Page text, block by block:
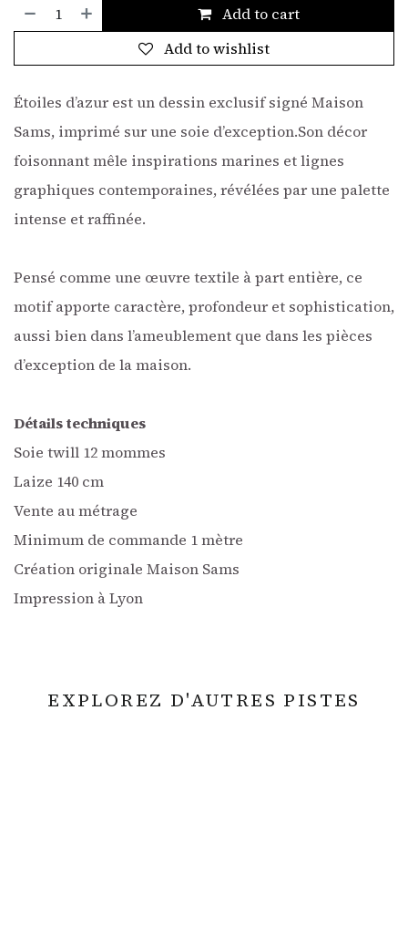
Add to cart
Add to wishlist
Étoiles d’azur est un dessin exclusif signé Maison
Sams, imprimé sur une soie d’exception.Son décor
foisonnant mêle inspirations marines et lignes
graphiques contemporaines, révélées par une palette
intense et raffinée.
Pensé comme une œuvre textile à part entière, ce
motif apporte caractère, profondeur et sophistication,
aussi bien dans l’ameublement que dans les pièces
d’exception de la maison.
Détails techniques
Soie twill 12 mommes
Laize 140 cm
Vente au métrage
Minimum de commande 1 mètre
Création originale Maison Sams
Impression à Lyon
EXPLOREZ D'AUTRES PISTES